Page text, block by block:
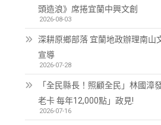
頭造浪》席捲宜蘭中興文創
2026-08-03
深耕原鄉部落 宜蘭地政辦理南山
宣導
2026-07-28
「全民縣長！照顧全民」林國漳
老卡 每年12,000點」政見!
2026-07-16